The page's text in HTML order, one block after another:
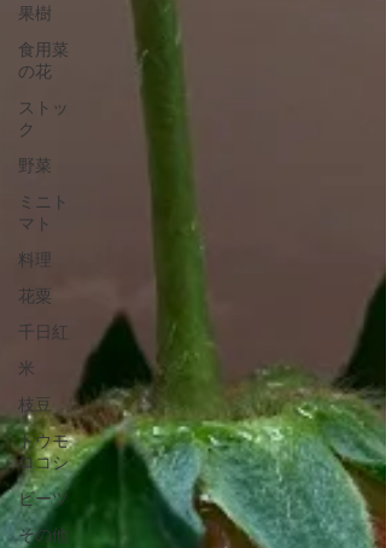
果樹
食用菜
の花
ストッ
ク
野菜
ミニト
マト
料理
花粟
千日紅
米
枝豆
トウモ
ロコシ
ビーツ
その他